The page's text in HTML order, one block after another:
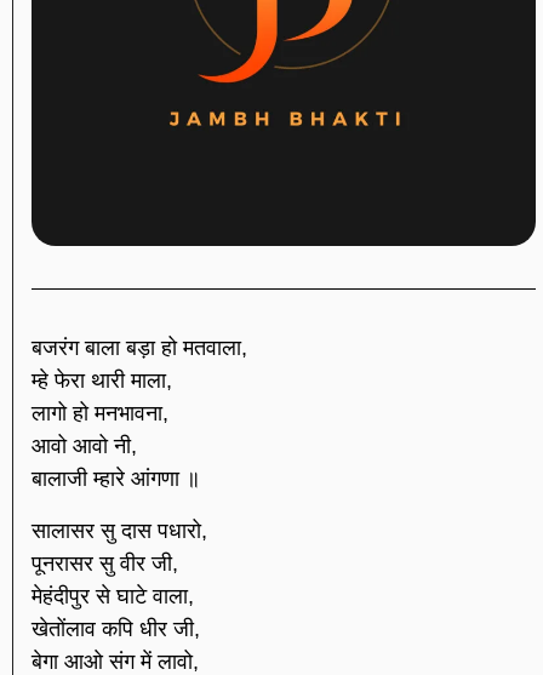
बजरंग बाला बड़ा हो मतवाला,
म्हे फेरा थारी माला,
लागो हो मनभावना,
आवो आवो नी,
बालाजी म्हारे आंगणा ॥
सालासर सु दास पधारो,
पूनरासर सु वीर जी,
मेहंदीपुर से घाटे वाला,
खेतोंलाव कपि धीर जी,
बेगा आओ संग में लावो,